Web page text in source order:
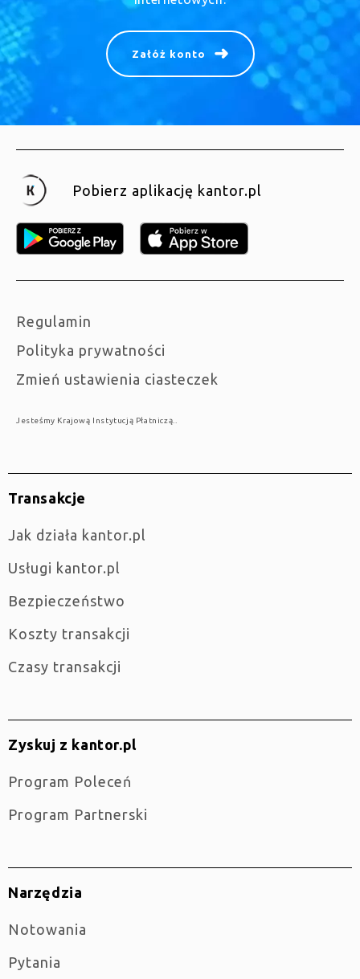
Załóż konto
Pobierz aplikację kantor.pl
Regulamin
Polityka prywatności
Zmień ustawienia ciasteczek
Jesteśmy Krajową Instytucją Płatniczą..
Transakcje
jak działa kantor.pl
Usługi kantor.pl
Bezpieczeństwo
Koszty transakcji
Czasy transakcji
Zyskuj z kantor.pl
Program Poleceń
Program Partnerski
Narzędzia
Notowania
Pytania